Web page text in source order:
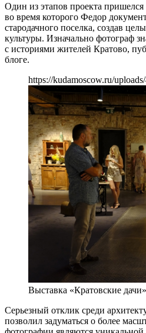
Один из этапов проекта
во время которого Федор
стародачного поселка, создав
культуры. Изначально фотограф
с историями жителей Кратово,
блоге.
https://kudamoscow.ru/
Выставка «Кратовские дачи»
Серьезный отклик среди
позволил задуматься о более